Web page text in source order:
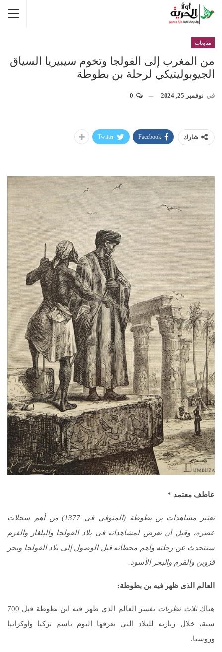
متابعات
من المغرب إلى الفولجا وتخوم سيبيريا السياق
الجيوبوليتيكي لرحلة بن بطوطة
في نوفمبر 25, 2024
شارك Facebook
Twitter
عاطف معتمد *
تعتبر مشاهدات بن بطوطة (المتوفي في 1377) من أهم سجلات
عصره، وقبل أن نعرض لمشاهداته في بلاد الفولجا والبلغار والقرم
سنتحدث عن رحلته وأهم محطاته قبل الوصول إلى بلاد الفولجا وبحر
قزوين والقرم والبحر الأسود.
العالم الذى ظهر فيه بن بطوطة:
هناكثلاث نظريات
تفسر العالم الذي ظهر فيه ابن بطوطة قبل 700
سنة، خلال زيارته للبلاد التي نعرفها اليوم باسم تركيا وأوكرانيا
وروسيا.